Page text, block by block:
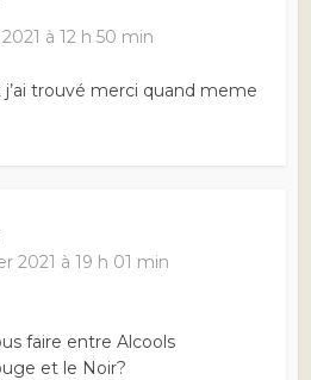
à 12 h 50 min
trouvé merci quand meme
2021 à 19 h 01 min
faire entre Alcools
et le Noir?